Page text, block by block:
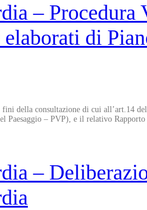
– Procedura
di
della consultazione di cui all’art.14
Paesaggio – PVP), e il relativo
–